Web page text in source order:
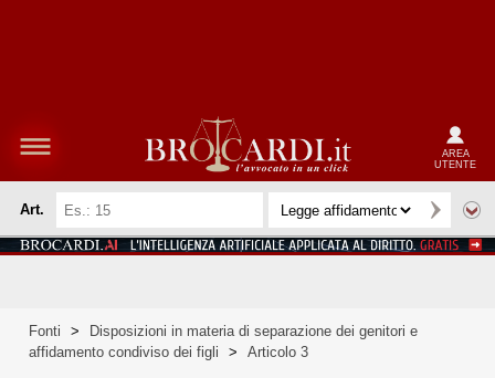
AREA
UTENTE
Art.
Fonti >
Disposizioni in materia di separazione dei genitori e
affidamento condiviso dei figli
> Articolo 3